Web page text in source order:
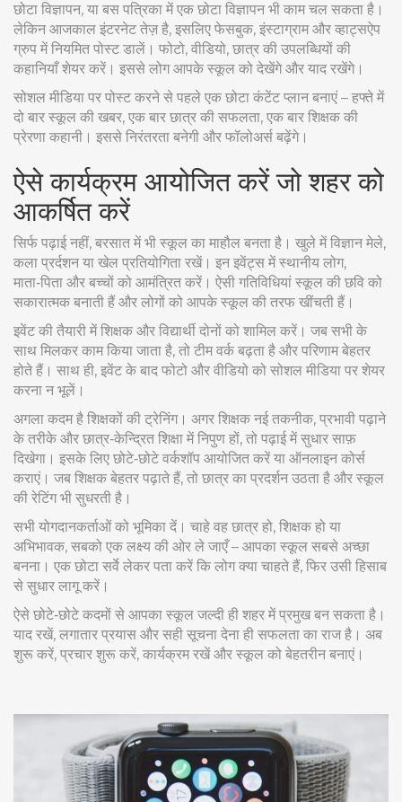
छोटा विज्ञापन, या बस पत्रिका में एक छोटा विज्ञापन भी काम चल सकता है।
लेकिन आजकाल इंटरनेट तेज़ है, इसलिए फेसबुक, इंस्टाग्राम और व्हाट्सऐप
ग्रुप में नियमित पोस्ट डालें। फोटो, वीडियो, छात्र की उपलब्धियों की
कहानियाँ शेयर करें। इससे लोग आपके स्कूल को देखेंगे और याद रखेंगे।
सोशल मीडिया पर पोस्ट करने से पहले एक छोटा कंटेंट प्लान बनाएं – हफ्ते में
दो बार स्कूल की खबर, एक बार छात्र की सफलता, एक बार शिक्षक की
प्रेरणा कहानी। इससे निरंतरता बनेगी और फॉलोअर्स बढ़ेंगे।
ऐसे कार्यक्रम आयोजित करें जो शहर को
आकर्षित करें
सिर्फ पढ़ाई नहीं, बरसात में भी स्कूल का माहौल बनता है। खुले में विज्ञान मेले,
कला प्रर्दशन या खेल प्रतियोगिता रखें। इन इवेंट्स में स्थानीय लोग,
माता‑पिता और बच्चों को आमंत्रित करें। ऐसी गतिविधियां स्कूल की छवि को
सकारात्मक बनाती हैं और लोगों को आपके स्कूल की तरफ खींचती हैं।
इवेंट की तैयारी में शिक्षक और विद्यार्थी दोनों को शामिल करें। जब सभी के
साथ मिलकर काम किया जाता है, तो टीम वर्क बढ़ता है और परिणाम बेहतर
होते हैं। साथ ही, इवेंट के बाद फोटो और वीडियो को सोशल मीडिया पर शेयर
करना न भूलें।
अगला कदम है शिक्षकों की ट्रेनिंग। अगर शिक्षक नई तकनीक, प्रभावी पढ़ाने
के तरीके और छात्र‑केन्द्रित शिक्षा में निपुण हों, तो पढ़ाई में सुधार साफ़
दिखेगा। इसके लिए छोटे‑छोटे वर्कशॉप आयोजित करें या ऑनलाइन कोर्स
कराएं। जब शिक्षक बेहतर पढ़ाते हैं, तो छात्र का प्रदर्शन उठता है और स्कूल
की रेटिंग भी सुधरती है।
सभी योगदानकर्ताओं को भूमिका दें। चाहे वह छात्र हो, शिक्षक हो या
अभिभावक, सबको एक लक्ष्य की ओर ले जाएँ – आपका स्कूल सबसे अच्छा
बनना। एक छोटा सर्वे लेकर पता करें कि लोग क्या चाहते हैं, फिर उसी हिसाब
से सुधार लागू करें।
ऐसे छोटे‑छोटे कदमों से आपका स्कूल जल्दी ही शहर में प्रमुख बन सकता है।
याद रखें, लगातार प्रयास और सही सूचना देना ही सफलता का राज है। अब
शुरू करें, प्रचार शुरू करें, कार्यक्रम रखें और स्कूल को बेहतरीन बनाएं।